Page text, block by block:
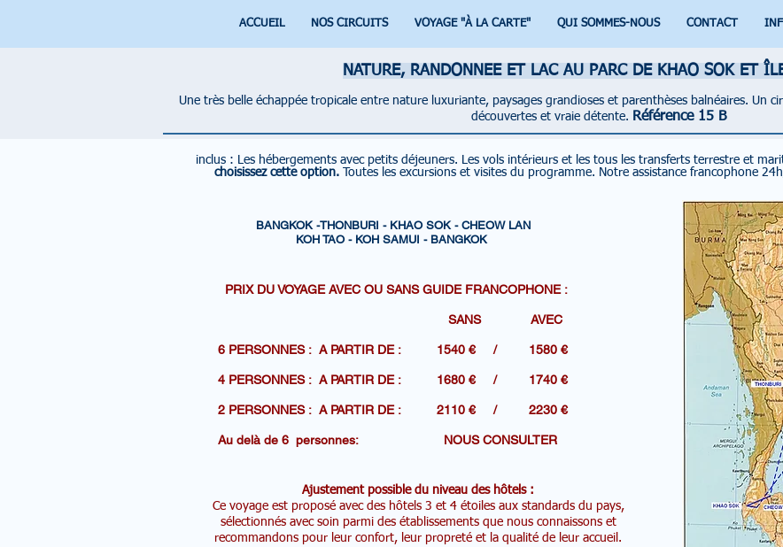
ACCUEIL NOS CIRCUITS VOYAGE "À LA CARTE" QUI SOMMES-NOUS CONTACT
NATURE, RANDONNEE ET LAC AU PARC DE KHAO SOK ET
Une très belle échappée tropicale entre nature luxuriante, paysages grandioses et parenthèses balnéaires. Un
découvertes et vraie détente. Référence 15 B
inclus : Les hébergements avec petits déjeuners. Les vols intérieurs et les tous les transferts terrestre et
choisissez cette option.
Toutes les excursions et visites du programme. Notre assistance francophone
BANGKOK -THONBURI - KHAO SOK - CHEOW LAN
KOH TAO - KOH SAMUI - BANGKOK
PRIX DU VOYAGE AVEC OU SANS GUIDE FRANCOPHONE :
SANS AVEC
6 PERSONNES : A PARTIR DE : 1540 € / 1580 €
4 PERSONNES : A PARTIR DE : 1680 € / 1740 €
2 PERSONNES : A PARTIR DE : 2110 € / 2230 €
Au delà de 6 personnes: NOUS CONSULTER
Ajustement possible du niveau des hôtels :
Ce voyage est proposé avec des hôtels 3 et 4 étoiles aux standards du pays,
sélectionnés avec soin parmi des établissements que nous connaissons et
recommandons pour leur confort, leur propreté et la qualité de leur accueil.